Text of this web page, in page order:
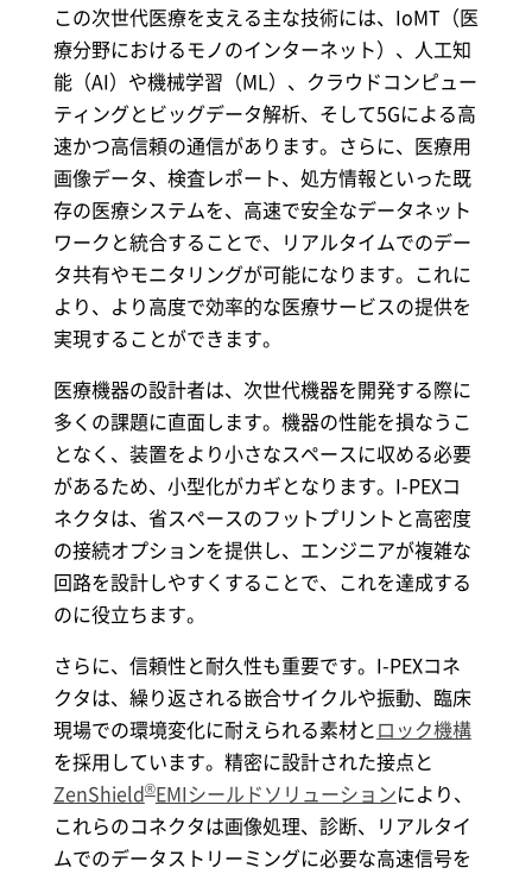
この次世代医療を支える主な技術には、IoMT（医
療分野におけるモノのインターネット）、人工知
能（AI）や機械学習（ML）、クラウドコンピュー
ティングとビッグデータ解析、そして5Gによる高
速かつ高信頼の通信があります。さらに、医療用
画像データ、検査レポート、処方情報といった既
存の医療システムを、高速で安全なデータネット
ワークと統合することで、リアルタイムでのデー
タ共有やモニタリングが可能になります。これに
より、より高度で効率的な医療サービスの提供を
実現することができます。
医療機器の設計者は、次世代機器を開発する際に
多くの課題に直面します。機器の性能を損なうこ
となく、装置をより小さなスペースに収める必要
があるため、小型化がカギとなります。 I-PEXコ
ネクタは、省スペースのフットプリントと高密度
の接続オプションを提供し、エンジニアが複雑な
回路を設計しやすくすることで、これを達成する
のに役立ちます。
さらに、信頼性と耐久性も重要です。 I-PEXコネ
クタは、繰り返される嵌合サイクルや振動、臨床
現場での環境変化に耐えられる素材とロック機構
を採用しています。精密に設計された接点と
ZenShield®EMIシールドソリューションにより、
これらのコネクタは画像処理、診断、リアルタイ
ムでのデータストリーミングに必要な高速信号を